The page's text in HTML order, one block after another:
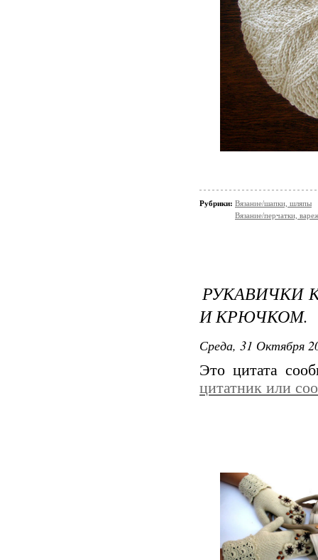
Рубрики: Вязание/шапки, шляпы
Вязание/перчатки,
РУКАВИЧКИ
И КРЮЧКОМ.
Среда, 31 Октября
Это цитата
цитатник или